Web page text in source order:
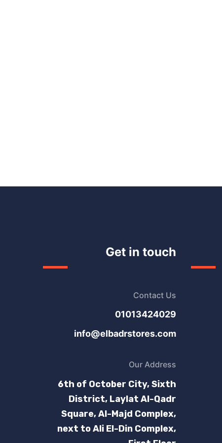
Get in touch
Contact Us
01013424029
info@elbadrstores.com
Our Address
6th of October City, Sixth
District, Laylat Al-Qadr
Square, Al-Majd Complex,
next to Ali El-Din Complex,